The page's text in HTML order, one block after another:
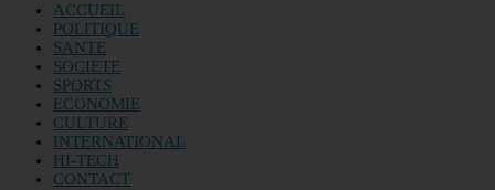
ACCUEIL
POLITIQUE
SANTE
SOCIETE
SPORTS
ECONOMIE
CULTURE
INTERNATIONAL
HI-TECH
CONTACT